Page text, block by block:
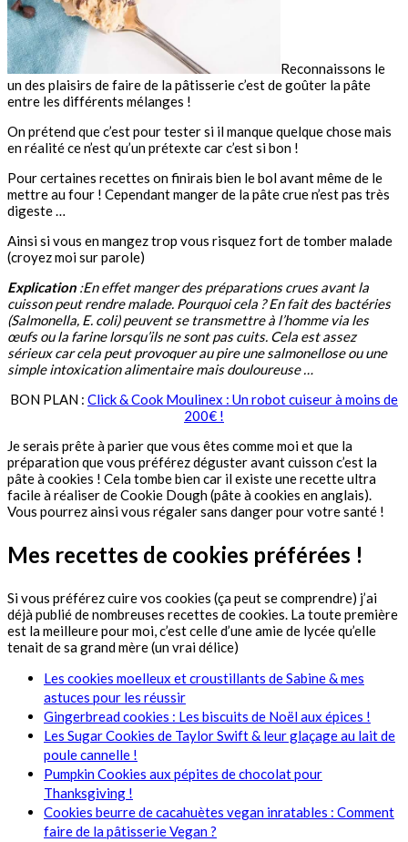
Reconnaissons le
un des plaisirs de faire de la pâtisserie c’est de goûter la pâte
entre les différents mélanges !
On prétend que c’est pour tester si il manque quelque chose mais
en réalité ce n’est qu’un prétexte car c’est si bon !
Pour certaines recettes on finirais bien le bol avant même de le
mettre au four ! Cependant manger de la pâte crue n’est pas très
digeste …
Ainsi si vous en mangez trop vous risquez fort de tomber malade
(croyez moi sur parole)
Explication :En effet manger des préparations crues avant la
cuisson peut rendre malade. Pourquoi cela ? En fait des bactéries
(Salmonella, E. coli) peuvent se transmettre à l’homme via les
œufs ou la farine lorsqu’ils ne sont pas cuits. Cela est assez
sérieux car cela peut provoquer au pire une salmonellose ou une
simple intoxication alimentaire mais douloureuse …
BON PLAN : Click & Cook Moulinex : Un robot cuiseur à moins de
200€ !
Je serais prête à parier que vous êtes comme moi et que la
préparation que vous préférez déguster avant cuisson c’est la
pâte à cookies ! Cela tombe bien car il existe une recette ultra
facile à réaliser de Cookie Dough (pâte à cookies en anglais).
Vous pourrez ainsi vous régaler sans danger pour votre santé !
Mes recettes de cookies préférées !
Si vous préférez cuire vos cookies (ça peut se comprendre) j’ai
déjà publié de nombreuses recettes de cookies. La toute première
est la meilleure pour moi, c’est celle d’une amie de lycée qu’elle
tenait de sa grand mère (un vrai délice)
Les cookies moelleux et croustillants de Sabine & mes
astuces pour les réussir
Gingerbread cookies : Les biscuits de Noël aux épices !
Les Sugar Cookies de Taylor Swift & leur glaçage au lait de
poule cannelle !
Pumpkin Cookies aux pépites de chocolat pour
Thanksgiving !
Cookies beurre de cacahuètes vegan inratables : Comment
faire de la pâtisserie Vegan ?